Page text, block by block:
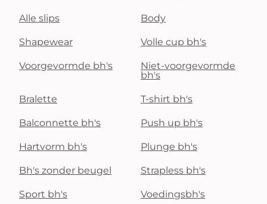
Alle slips Body
Shapewear Volle cup bh's
Voorgevormde bh's
Niet-voorgevormde
bh's
Bralette T-shirt bh's
Balconnette bh's Push up bh's
Hartvorm bh's Plunge bh's
Bh's zonder beugel Strapless bh's
Sport bh's Voedingsbh's